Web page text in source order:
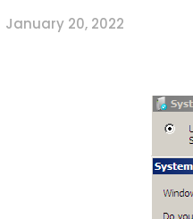
January 20, 2022